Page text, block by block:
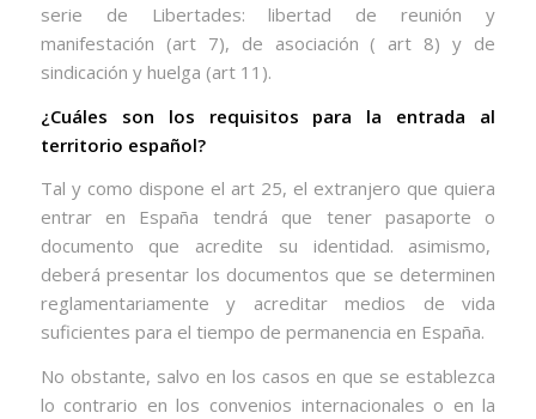
serie de Libertades: libertad de reunión y
manifestación (art 7), de asociación ( art 8) y de
sindicación y huelga (art 11).
¿Cuáles son los requisitos para la entrada al
territorio español?
Tal y como dispone el art 25, el extranjero que quiera
entrar en España tendrá que tener pasaporte o
documento que acredite su identidad. asimismo,
deberá presentar los documentos que se determinen
reglamentariamente y acreditar medios de vida
suficientes para el tiempo de permanencia en España.
No obstante, salvo en los casos en que se establezca
lo contrario en los convenios internacionales o en la